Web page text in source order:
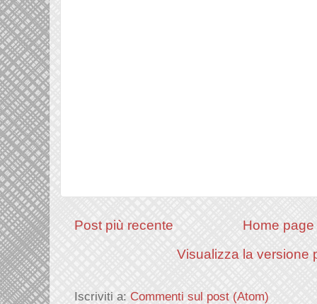
Post più recente
Home page
Visualizza la versione
Iscriviti a: Commenti sul post (Atom)